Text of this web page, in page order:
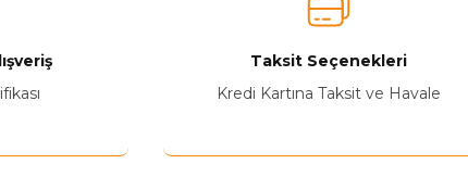
Taksit Seçenekleri
Kredi Kartına Taksit ve Havale